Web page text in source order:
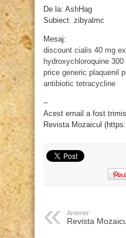
De la: AshHag
Subiect: zibyalmc
Mesaj:
discount cialis 40 mg
hydroxychloroquine
price generic plaquenil
antibiotic tetracycline
–
Acest email a fost
Revista Mozaicul
Anterior:
Revista